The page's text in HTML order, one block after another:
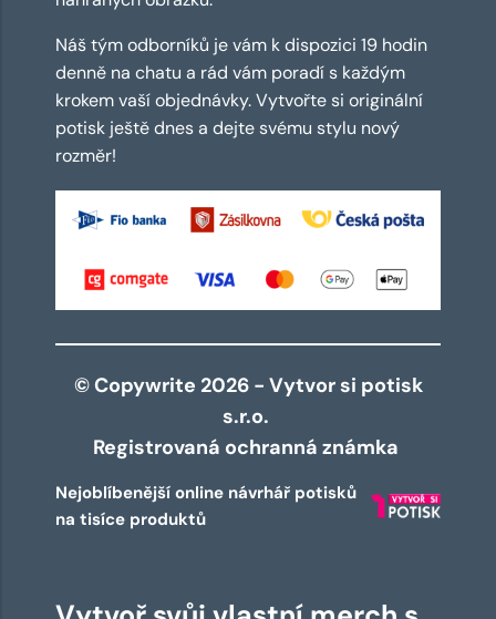
Náš tým odborníků je vám k dispozici 19 hodin
denně na chatu a rád vám poradí s každým
krokem vaší objednávky. Vytvořte si originální
potisk ještě dnes a dejte svému stylu nový
rozměr!
© Copywrite 2026 - Vytvor si potisk
s.r.o.
Registrovaná ochranná známka
Nejoblíbenější online návrhář potisků
na tisíce produktů